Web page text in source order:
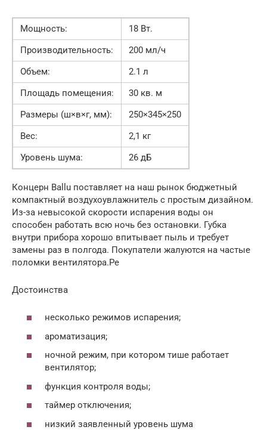
Мощность:
18 Вт.
Производительность:
200 мл/ч
Объем:
2.1 л
Площадь помещения:
30 кв. м
Размеры (ш×в×г, мм):
250×345×250
Вес:
2,1 кг
Уровень шума:
26 дБ
Концерн Ballu поставляет на наш рынок бюджетный
компактный воздухоувлажнитель с простым дизайном.
Из-за невысокой скорости испарения воды он
способен работать всю ночь без остановки. Губка
внутри прибора хорошо впитывает пыль и требует
замены раз в полгода. Покупатели жалуются на частые
поломки вентилятора.Ре
Достоинства
несколько режимов испарения;
ароматизация;
ночной режим, при котором тише работает
вентилятор;
функция контроля воды;
таймер отключения;
низкий заявленный уровень шума